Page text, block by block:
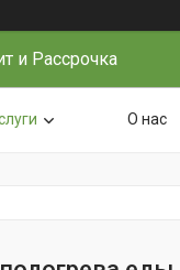
и Рассрочка
О нас